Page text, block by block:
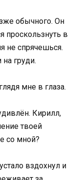
обычного. Он
проскользнуть в
не спрячешься.
груди.
мне в глаза.
Кирилл,
твоей
со мной?
вздохнул и